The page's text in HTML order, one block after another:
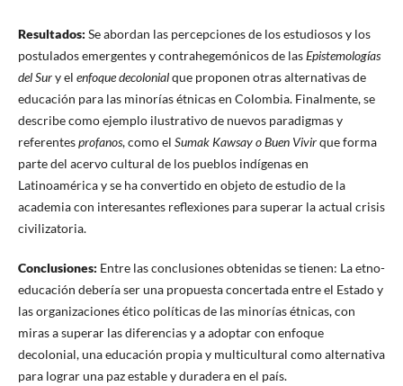
Resultados: Se abordan las percepciones de los estudiosos y los
postulados emergentes y contrahegemónicos de lasEpistemologías
del Sury el enfoque decolonialque proponen otras alternativas de
educación para las minorías étnicas en Colombia. Finalmente, se
describe como ejemplo ilustrativo de nuevos paradigmas y
referentesprofanos, como el Sumak Kawsay o Buen Vivirque forma
parte del acervo cultural de los pueblos indígenas en
Latinoamérica y se ha convertido en objeto de estudio de la
academia con interesantes reflexiones para superar la actual crisis
civilizatoria.
Conclusiones: Entre las conclusiones obtenidas se tienen: La etno-
educación debería ser una propuesta concertada entre el Estado y
las organizaciones ético políticas de las minorías étnicas, con
miras a superar las diferencias y a adoptar con enfoque
decolonial, una educación propia y multicultural como alternativa
para lograr una paz estable y duradera en el país.